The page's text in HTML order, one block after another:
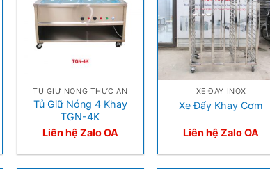
TỦ GIỮ NÓNG THỨC ĂN
Tủ Giữ Nóng 4 Khay
TGN-4K
Liên hệ Zalo OA
XE ĐẨY INOX
Xe Đẩy Khay Cơm
Liên hệ Zalo OA